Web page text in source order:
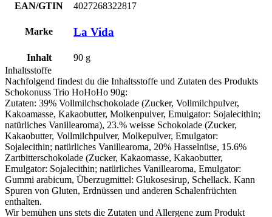
EAN/GTIN
4027268322817
Marke La Vida
Inhalt 90 g
Inhaltsstoffe
Nachfolgend findest du die Inhaltsstoffe und Zutaten des Produkts
Schokonuss Trio HoHoHo 90g:
Zutaten: 39% Vollmilchschokolade (Zucker, Vollmilchpulver,
Kakoamasse, Kakaobutter, Molkenpulver, Emulgator: Sojalecithin;
natürliches Vanillearoma), 23.% weisse Schokolade (Zucker,
Kakaobutter, Vollmilchpulver, Molkepulver, Emulgator:
Sojalecithin; natürliches Vanillearoma, 20% Hasselnüse, 15.6%
Zartbitterschokolade (Zucker, Kakaomasse, Kakaobutter,
Emulgator: Sojalecithin; natürliches Vanillearoma, Emulgator:
Gummi arabicum, Überzugmittel: Glukosesirup, Schellack. Kann
Spuren von Gluten, Erdnüssen und anderen Schalenfrüchten
enthalten.
Wir bemühen uns stets die Zutaten und Allergene zum Produkt